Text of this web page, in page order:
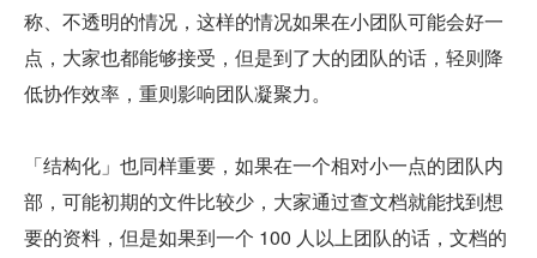
称、不透明的情况，这样的情况如果在小团队可能会好一
点，大家也都能够接受，但是到了大的团队的话，轻则降
低协作效率，重则影响团队凝聚力。
「结构化」也同样重要，如果在一个相对小一点的团队内
部，可能初期的文件比较少，大家通过查文档就能找到想
要的资料，但是如果到一个 100 人以上团队的话，文档的